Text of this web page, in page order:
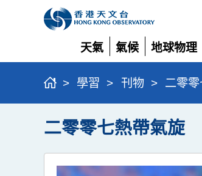
天氣
展
開
氣候
展
開
地球物理
展
開
> 學習 > 刊物 > 二零
二零零七熱帶氣旋